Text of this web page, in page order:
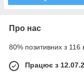
Про нас
80% позитивних з 116
Працює з